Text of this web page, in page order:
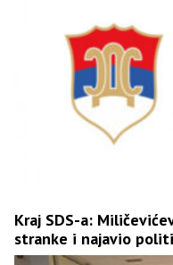
Kraj SDS-a:
stranke i najavio